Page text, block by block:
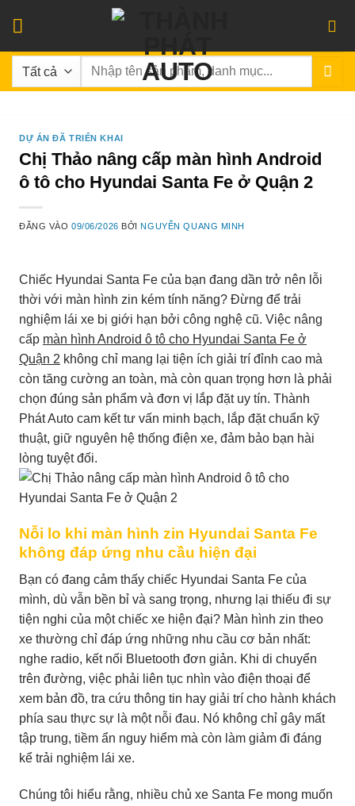
qua
nội
dung
Tìm
DỰ ÁN ĐÃ TRIỂN KHAI
Chị Thảo nâng cấp màn hình Android
ô tô cho Hyundai Santa Fe ở Quận 2
ĐĂNG VÀO09/06/2026 BỞINGUYỄN QUANG MINH
Chiếc Hyundai Santa Fe của bạn đang dần trở nên lỗi
thời với màn hình zin kém tính năng? Đừng để trải
nghiệm lái xe bị giới hạn bởi công nghệ cũ. Việc nâng
cấp màn hình Android ô tô cho Hyundai Santa Fe ở
Quận 2 không chỉ mang lại tiện ích giải trí đỉnh cao mà
còn tăng cường an toàn, mà còn quan trọng hơn là phải
chọn đúng sản phẩm và đơn vị lắp đặt uy tín. Thành
Phát Auto cam kết tư vấn minh bạch, lắp đặt chuẩn kỹ
thuật, giữ nguyên hệ thống điện xe, đảm bảo bạn hài
lòng tuyệt đối.
Nỗi lo khi màn hình zin Hyundai Santa Fe
không đáp ứng nhu cầu hiện đại
Bạn có đang cảm thấy chiếc Hyundai Santa Fe của
mình, dù vẫn bền bỉ và sang trọng, nhưng lại thiếu đi sự
tiện nghi của một chiếc xe hiện đại? Màn hình zin theo
xe thường chỉ đáp ứng những nhu cầu cơ bản nhất:
nghe radio, kết nối Bluetooth đơn giản. Khi di chuyển
trên đường, việc phải liên tục nhìn vào điện thoại để
xem bản đồ, tra cứu thông tin hay giải trí cho hành khách
phía sau thực sự là một nỗi đau. Nó không chỉ gây mất
tập trung, tiềm ẩn nguy hiểm mà còn làm giảm đi đáng
kể trải nghiệm lái xe.
Chúng tôi hiểu rằng, nhiều chủ xe Santa Fe mong muốn